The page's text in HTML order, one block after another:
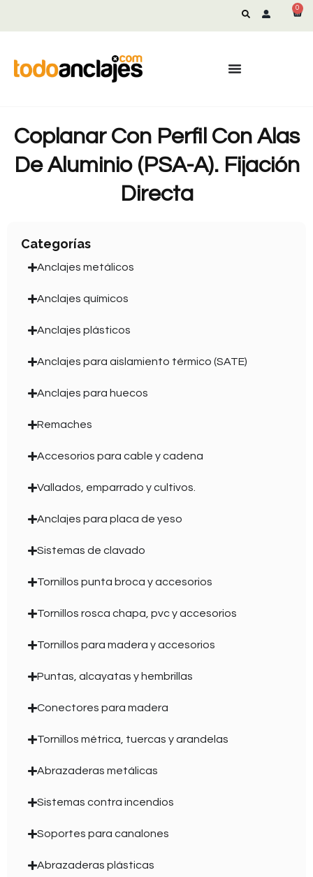
0
Coplanar Con Perfil Con Alas
De Aluminio (PSA-A). Fijación
Directa
Categorías
Anclajes metálicos
Anclajes químicos
Anclajes plásticos
Anclajes para aislamiento térmico (SATE)
Anclajes para huecos
Remaches
Accesorios para cable y cadena
Vallados, emparrado y cultivos.
Anclajes para placa de yeso
Sistemas de clavado
Tornillos punta broca y accesorios
Tornillos rosca chapa, pvc y accesorios
Tornillos para madera y accesorios
Puntas, alcayatas y hembrillas
Conectores para madera
Tornillos métrica, tuercas y arandelas
Abrazaderas metálicas
Sistemas contra incendios
Soportes para canalones
Abrazaderas plásticas